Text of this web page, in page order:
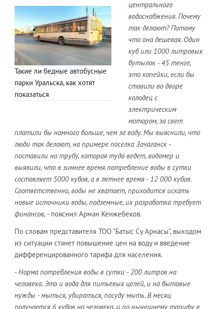
Такие ли бедные автобусные
парки Уральска, как хотят
показаться
центрального
водоснабжения. Почему
так делают? Потому
что она дешевая. Один
куб или 1000 литровых
бутылок - 45 тенге,
это копейки, если бы
ставили во дворе
колодец с
электрическим
мотором, за свет
платили бы намного больше, чем за воду. Мы выяснили, что
люди так делают, на примере поселка Зачаганск -
поставили на трубу, которая туда ведет, водомер и
выявили, что в зимнее время потребление воды в сутки
составляет 5000 кубов, а в летнее время - 12 000 кубов.
Соответственно, воды не хватает, приходится искать
новые источники воды, подземные, их разработка требует
финансов, - пояснил Арман Кенжебеков.
По словам представителя ТОО "Батыс Су Арнасы", выходом
из ситуации станет повышение цен на воду и введение
дифференцированного тарифа для населения.
- Норма потребления воды в сутки - 200 литров на
человека. Это и вода для питьевых целей, и на бытовые
нужды - мыться, убираться, посуду мыть. В месяц
получается 6 кубов на человека, и по нынешнему тарифу в